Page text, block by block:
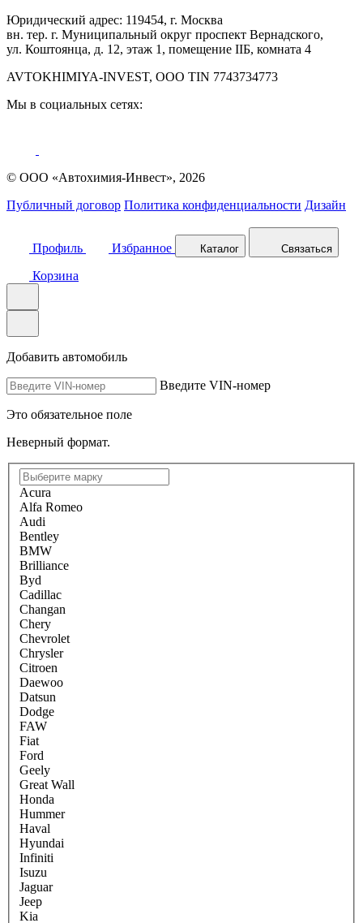
Юридический адрес: 119454, г. Москва
вн. тер. г. Муниципальный округ проспект Вернадского,
ул. Коштоянца, д. 12, этаж 1, помещение IIБ, комната 4
AVTOKHIMIYA-INVEST, OOO TIN 7743734773
Мы в социальных сетях:
© ООО «Автохимия-Инвест», 2026
Публичный договор Политика конфиденциальности Дизайн
Профиль Избранное Каталог Связаться
Корзина
Добавить автомобиль
Введите VIN-номер
Это обязательное поле
Неверный формат.
Acura
Alfa Romeo
Audi
Bentley
BMW
Brilliance
Byd
Cadillac
Changan
Chery
Chevrolet
Chrysler
Citroen
Daewoo
Datsun
Dodge
FAW
Fiat
Ford
Geely
Great Wall
Honda
Hummer
Haval
Hyundai
Infiniti
Isuzu
Jaguar
Jeep
Kia